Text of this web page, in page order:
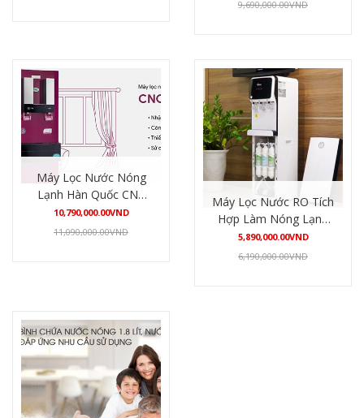
9,690,000.00VND
Máy Lọc Nước Nóng
Lạnh Hàn Quốc CNC
915UF
10,790,000.00VND
11,090,000.00VND
Máy Lọc Nước RO Tích
Hợp Làm Nóng Lạnh
Fujie WPD5300C
5,890,000.00VND
6,190,000.00VND